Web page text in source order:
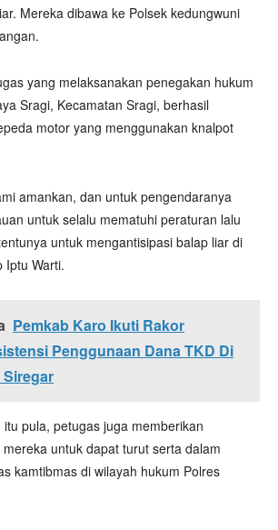
Mereka dibawa ke Polsek kedungwuni
yang melaksanakan penegakan hukum
Sragi, Kecamatan Sragi, berhasil
motor yang menggunakan knalpot
amankan, dan untuk pengendaranya
untuk selalu mematuhi peraturan lalu
untuk mengantisipasi balap liar di
Iptu Warti.
Pemkab Karo Ikuti Rakor
Penggunaan Dana TKD Di
Siregar
pula, petugas juga memberikan
untuk dapat turut serta dalam
kamtibmas di wilayah hukum Polres